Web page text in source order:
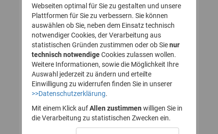
So legen Sie Ihr Nutzerkonto für
das Transparenzregister an
(Registrierung):
1. Nutzerkonto erstellen
Webseiten optimal für Sie zu gestalten und unsere
Plattformen für Sie zu verbessern. Sie können
auswählen ob Sie, neben dem Einsatz technisch
notwendiger Cookies, der Verarbeitung aus
statistischen Gründen zustimmen oder ob Sienur
technisch notwendigeCookies zulassen wollen.
Weitere Informationen, sowie die Möglichkeit Ihre
Auswahl jederzeit zu ändern und erteilte
Einwilligung zu widerrufen finden Sie in unserer
>>Datenschutzerklärung
Mit einem Klick auf Allen zustimmen willigen Sie in
die Verarbeitung zu statistischen Zwecken ein.